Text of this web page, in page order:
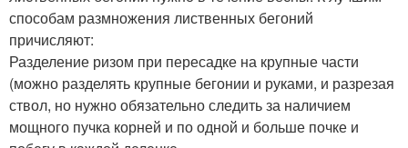
способам размножения лиственных бегоний
причисляют:
Разделение ризом при пересадке на крупные части
(можно разделять крупные бегонии и руками, и разрезая
ствол, но нужно обязательно следить за наличием
мощного пучка корней и по одной и больше почке и